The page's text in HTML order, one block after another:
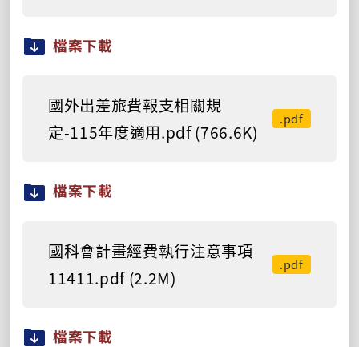
檔案下載
國外出差旅費報支相關規
定-115年度適用.pdf (766.6K)
.pdf
檔案下載
國科會計畫經費執行注意事項
11411.pdf (2.2M)
.pdf
檔案下載